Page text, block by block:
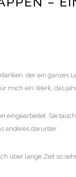
der ein ganzes
mich ein Werk, das
eingearbeitet. Sie
anderes darunter.
über lange Zeit so